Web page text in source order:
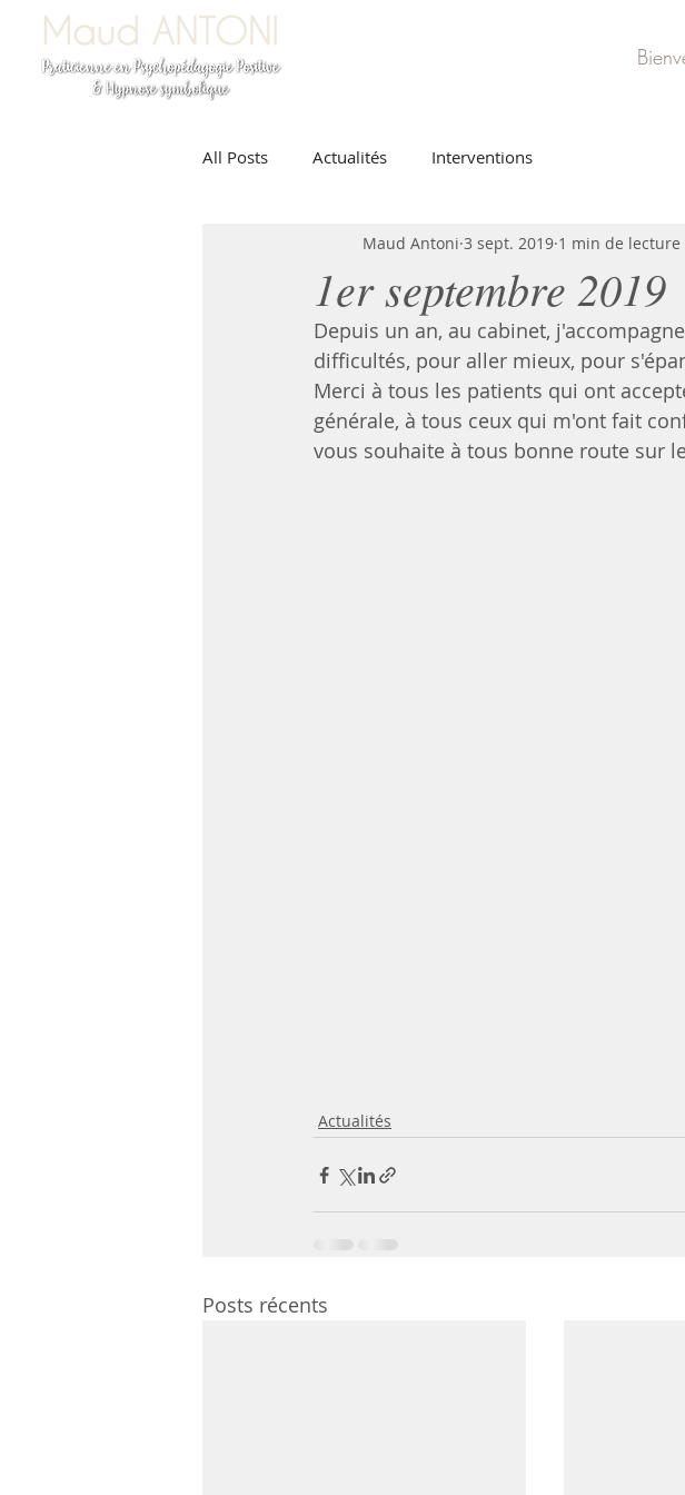
All Posts Actualités Interventions
1er septembre 2019
Maud Antoni 3 sept. 2019 1 min de lecture
Depuis un an, au cabinet,
difficultés, pour aller mieux, pour
Merci à tous les patients qui ont
générale, à tous ceux qui m'ont fait
vous souhaite à tous bonne route sur
Actualités
Posts récents